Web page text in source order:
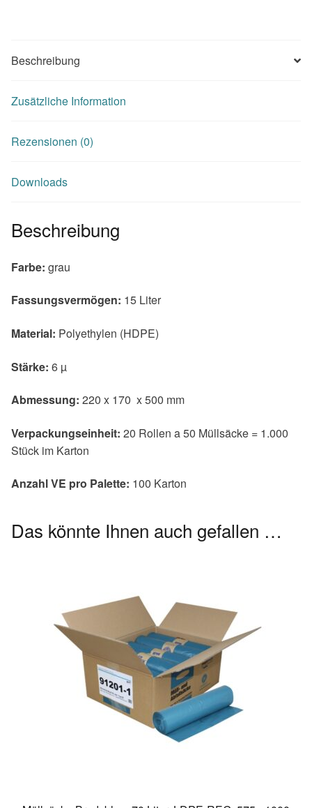
Beschreibung
Zusätzliche Information
Rezensionen (0)
Downloads
Beschreibung
Farbe: grau
Fassungsvermögen: 15 Liter
Material: Polyethylen (HDPE)
Stärke: 6 µ
Abmessung: 220 x 170 x 500 mm
Verpackungseinheit: 20 Rollen a 50 Müllsäcke = 1.000
Stück im Karton
Anzahl VE pro Palette: 100 Karton
Das könnte Ihnen auch gefallen …